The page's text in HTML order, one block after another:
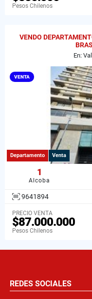
Pesos Chilenos
VENDO
En:
VENTA
Departamento Venta
1
Alcoba
9641894
PRECIO VENTA
$87.000.000
Pesos Chilenos
REDES SOCIALES